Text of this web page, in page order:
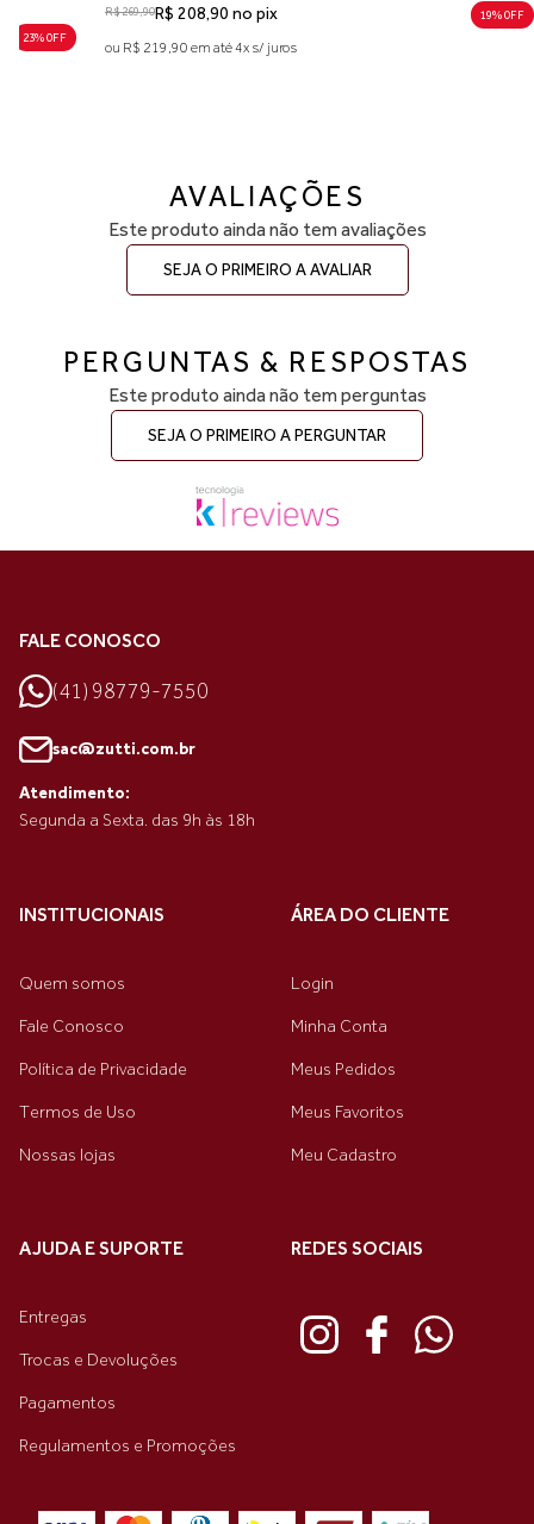
23% 0FF
R$ 269,90R$ 208,90 no pix 19% 0FF
ou R$ 219,90 em até 4x s/ juros
AVALIAÇÕES
Este produto ainda não tem avaliações
SEJA O PRIMEIRO A AVALIAR
PERGUNTAS & RESPOSTAS
Este produto ainda não tem perguntas
SEJA O PRIMEIRO A PERGUNTAR
FALE CONOSCO
(41) 98779-7550
sac@zutti.com.br
Atendimento:
Segunda a Sexta. das 9h às 18h
INSTITUCIONAIS
Quem somos
Fale Conosco
Política de Privacidade
Termos de Uso
Nossas lojas
ÁREA DO CLIENTE
Login
Minha Conta
Meus Pedidos
Meus Favoritos
Meu Cadastro
AJUDA E SUPORTE
Entregas
Trocas e Devoluções
Pagamentos
Regulamentos e Promoções
REDES SOCIAIS